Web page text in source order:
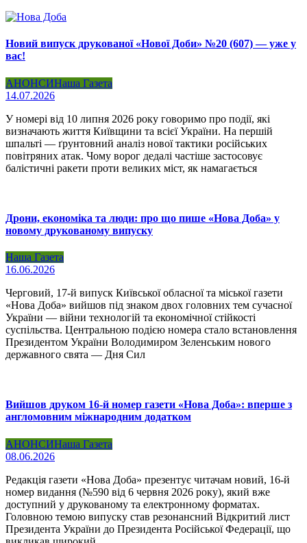
Новий випуск друкованої «Нової Доби» №20 (607) — уже у
вас!
АНОНСИНаша Газета
14.07.2026
У номері від 10 липня 2026 року говоримо про події, які
визначають життя Київщини та всієї України. На першій
шпальті — ґрунтовний аналіз нової тактики російських
повітряних атак. Чому ворог дедалі частіше застосовує
балістичні ракети проти великих міст, як намагається
Дрони, економіка та люди: про що пише «Нова Доба» у
новому друкованому випуску
Наша Газета
16.06.2026
Черговий, 17-й випуск Київської обласної та міської газети
«Нова Доба» вийшов під знаком двох головних тем сучасної
України — війни технологій та економічної стійкості
суспільства. Центральною подією номера стало встановлення
Президентом України Володимиром Зеленським нового
державного свята — Дня Сил
Вийшов друком 16-й номер газети «Нова Доба»: вперше з
англомовним міжнародним додатком
АНОНСИНаша Газета
08.06.2026
Редакція газети «Нова Доба» презентує читачам новий, 16-й
номер видання (№590 від 6 червня 2026 року), який вже
доступний у друкованому та електронному форматах.
Головною темою випуску став резонансний Відкритий лист
Президента України до Президента Російської Федерації, що